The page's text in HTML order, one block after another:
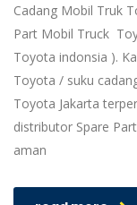
Cadang Mobil Truk
Part Mobil Truck
Toyota indonsia ).
Toyota / suku
Toyota Jakarta
distributor Spare
aman